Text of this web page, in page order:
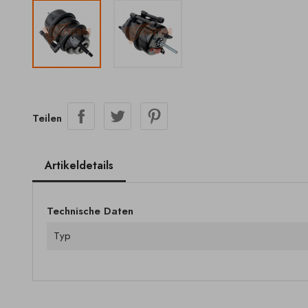
Teilen
Artikeldetails
Technische Daten
Typ